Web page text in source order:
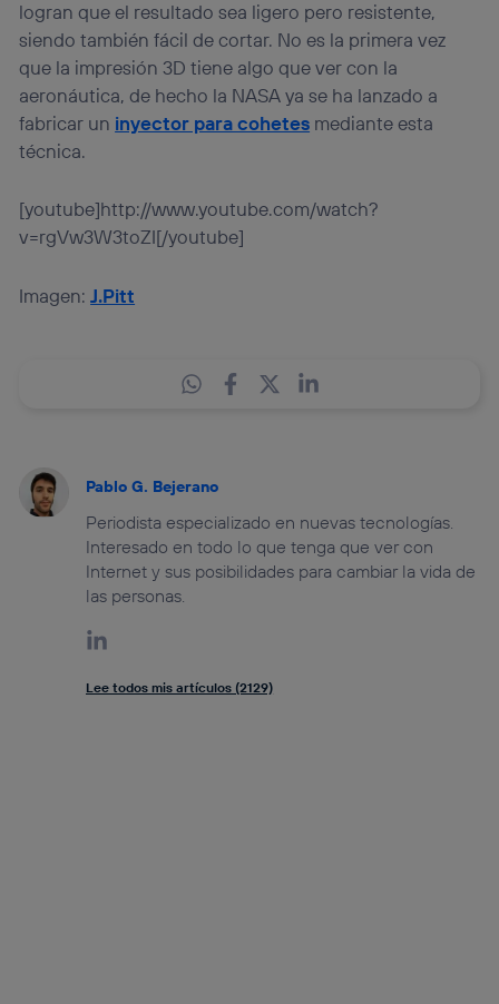
logran que el resultado sea ligero pero resistente,
siendo también fácil de cortar. No es la primera vez
que la impresión 3D tiene algo que ver con la
aeronáutica, de hecho la NASA ya se ha lanzado a
fabricar un inyector para cohetes mediante esta
técnica.
[youtube]http://www.youtube.com/watch?
v=rgVw3W3toZI[/youtube]
Imagen:J.Pitt
Pablo G. Bejerano
Periodista especializado en nuevas tecnologías.
Interesado en todo lo que tenga que ver con
Internet y sus posibilidades para cambiar la vida de
las personas.
Lee todos mis artículos (2129)